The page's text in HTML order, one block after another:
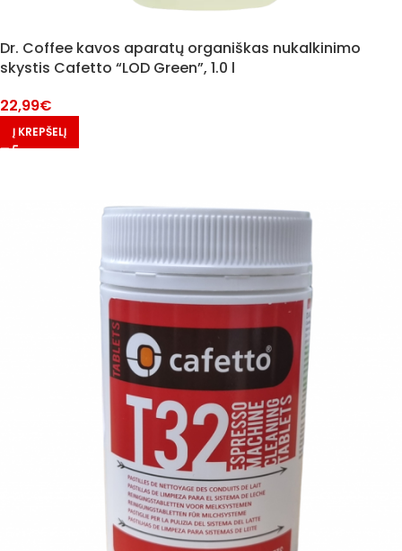
Dr. Coffee kavos aparatų organiškas nukalkinimo
skystis Cafetto “LOD Green”, 1.0 l
22,99€
Į KREPŠELĮ